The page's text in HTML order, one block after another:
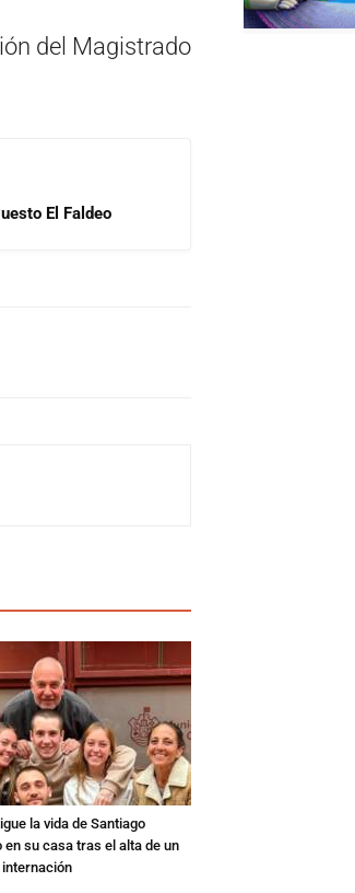
del Magistrado
El Faldeo
la vida de Santiago
en su casa tras el alta de un